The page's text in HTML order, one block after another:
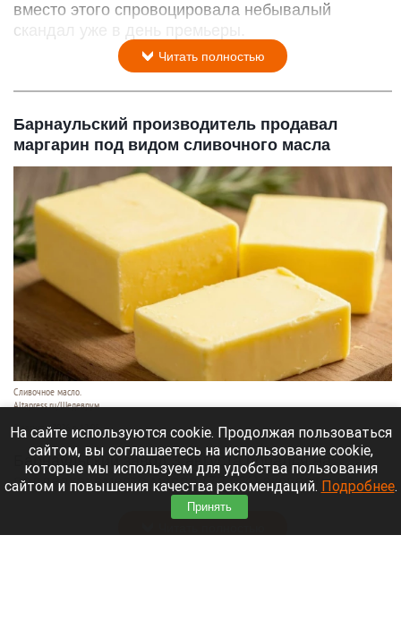
вместо этого спровоцировала небывалый
скандал уже в день премьеры.
Читать полностью
Барнаульский производитель продавал
маргарин под видом сливочного масла
Сливочное масло.
Altapress.ru/Шедеврум
8 августа 2026 в 12:05
Барнаульский завод 3 августа попался на
подделке: вместо масла (72,5%) эксперты на
прилавке нашли фальсификат.
На сайте используются cookie. Продолжая пользоваться
сайтом, вы соглашаетесь на использование cookie,
которые мы используем для удобства пользования
сайтом и повышения качества рекомендаций. Подробнее.
Принять